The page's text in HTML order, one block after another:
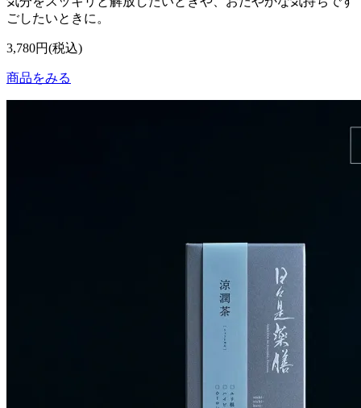
ごしたいときに。
3,780円(税込)
商品をみる